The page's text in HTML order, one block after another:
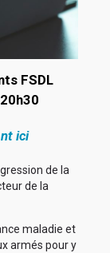
FSDL
ici
de la
de la
maladie et
armés pour y